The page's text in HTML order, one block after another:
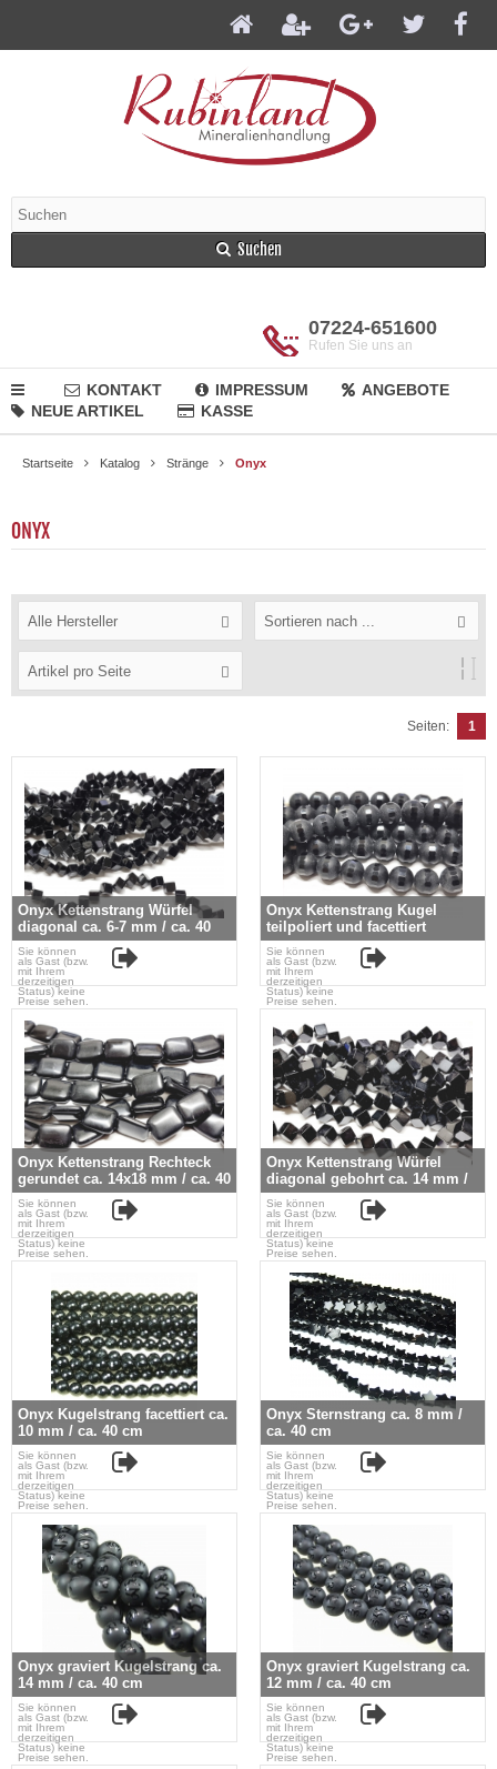
Suchen
07224-651600
Rufen Sie uns an
KONTAKT IMPRESSUM
ANGEBOTE
NEUE ARTIKEL
KASSE
Startseite Katalog Stränge Onyx
ONYX
Alle Hersteller Sortieren nach ...
Artikel pro Seite
Seiten: 1
Onyx Kettenstrang Würfel
diagonal ca. 6-7 mm / ca. 40
cm
Sie können
als Gast (bzw.
mit Ihrem
derzeitigen
Status) keine
Preise sehen.
Onyx Kettenstrang Kugel
teilpoliert und facettiert
ca. 10 mm / ca. 40 cm
Sie können
als Gast (bzw.
mit Ihrem
derzeitigen
Status) keine
Preise sehen.
Onyx Kettenstrang Rechteck
gerundet ca. 14x18 mm / ca. 40
cm
Sie können
als Gast (bzw.
mit Ihrem
derzeitigen
Status) keine
Preise sehen.
Onyx Kettenstrang Würfel
diagonal gebohrt ca. 14 mm /
ca. 40 cm
Sie können
als Gast (bzw.
mit Ihrem
derzeitigen
Status) keine
Preise sehen.
Onyx Kugelstrang facettiert ca.
10 mm / ca. 40 cm
Sie können
als Gast (bzw.
mit Ihrem
derzeitigen
Status) keine
Preise sehen.
Onyx Sternstrang ca. 8 mm /
ca. 40 cm
Sie können
als Gast (bzw.
mit Ihrem
derzeitigen
Status) keine
Preise sehen.
Onyx graviert Kugelstrang ca.
14 mm / ca. 40 cm
Sie können
als Gast (bzw.
mit Ihrem
derzeitigen
Status) keine
Preise sehen.
Onyx graviert Kugelstrang ca.
12 mm / ca. 40 cm
Sie können
als Gast (bzw.
mit Ihrem
derzeitigen
Status) keine
Preise sehen.